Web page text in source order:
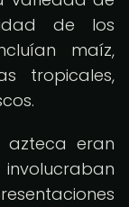
de los
maíz,
tropicales,
azteca eran